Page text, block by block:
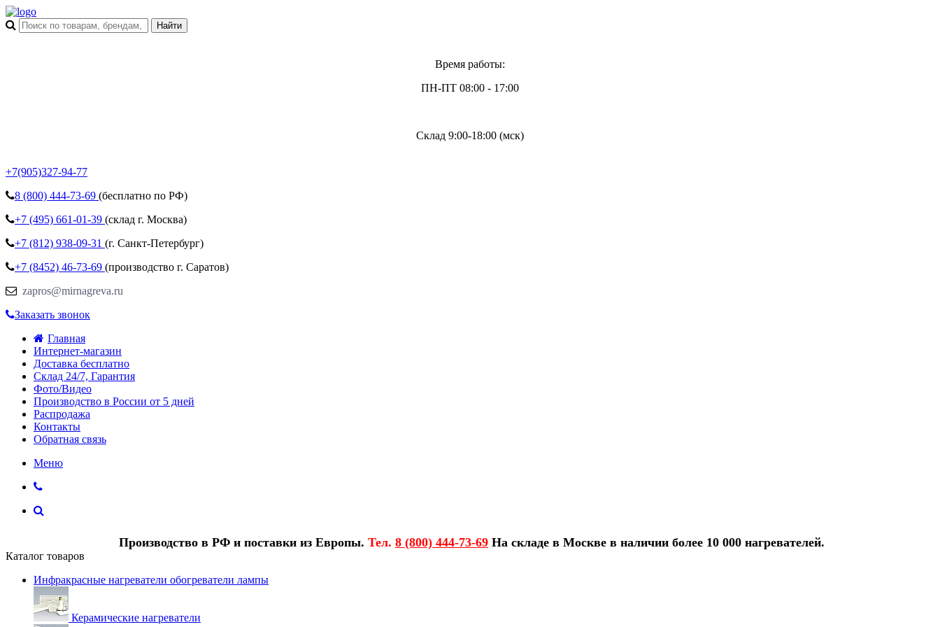
Время работы:
ПН-ПТ 08:00 - 17:00
Склад 9:00-18:00 (мск)
+7(905)327-94-77
8 (800) 444-73-69 (бесплатно по РФ)
+7 (495) 661-01-39 (склад г. Москва)
+7 (812) 938-09-31 (г. Санкт-Петербург)
+7 (8452) 46-73-69 (производство г. Саратов)
zapros@mirnagreva.ru
Заказать звонок
Главная
Интернет-магазин
Доставка бесплатно
Склад 24/7, Гарантия
Фото/Видео
Производство в России от 5 дней
Распродажа
Контакты
Обратная связь
Меню
Производство в РФ и поставки из Европы. Тел. 8 (800) 444-73-69 На складе в Москве в наличии более 10 000 нагревателей.
Каталог товаров
Инфракрасные нагреватели обогреватели лампы
Керамические нагреватели